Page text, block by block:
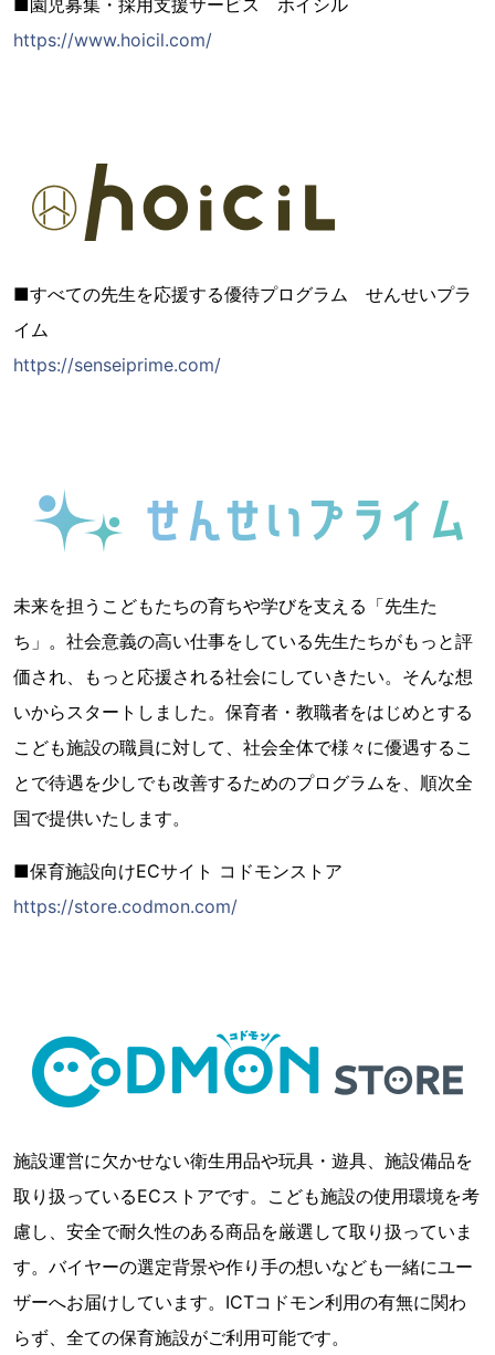
https://www.hoicil.com/
■すべての先生を応援する優待プログラム せんせいプラ
イム
https://senseiprime.com/
未来を担うこどもたちの育ちや学びを支える「先生た
ち」。社会意義の高い仕事をしている先生たちがもっと評
価され、もっと応援される社会にしていきたい。そんな想
いからスタートしました。保育者・教職者をはじめとする
こども施設の職員に対して、社会全体で様々に優遇するこ
とで待遇を少しでも改善するためのプログラムを、順次全
国で提供いたします。
■保育施設向けECサイト コドモンストア
https://store.codmon.com/
施設運営に欠かせない衛生用品や玩具・遊具、施設備品を
取り扱っているECストアです。こども施設の使用環境を考
慮し、安全で耐久性のある商品を厳選して取り扱っていま
す。バイヤーの選定背景や作り手の想いなども一緒にユー
ザーへお届けしています。ICTコドモン利用の有無に関わ
らず、全ての保育施設がご利用可能です。